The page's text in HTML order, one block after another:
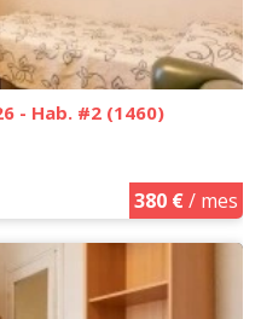
- Hab. #2 (1460)
380 €/ mes